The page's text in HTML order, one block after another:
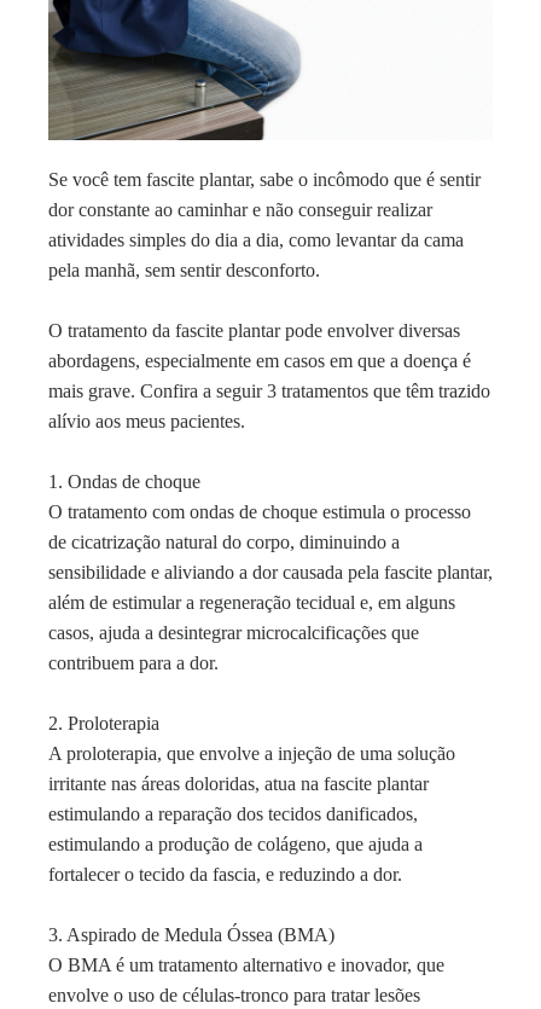
Se você tem fascite plantar, sabe o incômodo que é sentir
dor constante ao caminhar e não conseguir realizar
atividades simples do dia a dia, como levantar da cama
pela manhã, sem sentir desconforto.
O tratamento da fascite plantar pode envolver diversas
abordagens, especialmente em casos em que a doença é
mais grave. Confira a seguir 3 tratamentos que têm trazido
alívio aos meus pacientes.
1. Ondas de choque
O tratamento com ondas de choque estimula o processo
de cicatrização natural do corpo, diminuindo a
sensibilidade e aliviando a dor causada pela fascite plantar,
além de estimular a regeneração tecidual e, em alguns
casos, ajuda a desintegrar microcalcificações que
contribuem para a dor.
2. Proloterapia
A proloterapia, que envolve a injeção de uma solução
irritante nas áreas doloridas, atua na fascite plantar
estimulando a reparação dos tecidos danificados,
estimulando a produção de colágeno, que ajuda a
fortalecer o tecido da fascia, e reduzindo a dor.
3. Aspirado de Medula Óssea (BMA)
O BMA é um tratamento alternativo e inovador, que
envolve o uso de células-tronco para tratar lesões